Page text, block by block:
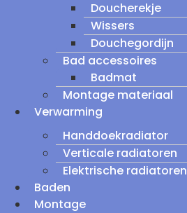
Doucherekje
Wissers
Douchegordijn
Bad accessoires
Badmat
Montage materiaal
Verwarming
Handdoekradiator
Verticale radiatoren
Elektrische radiatoren
Baden
Montage